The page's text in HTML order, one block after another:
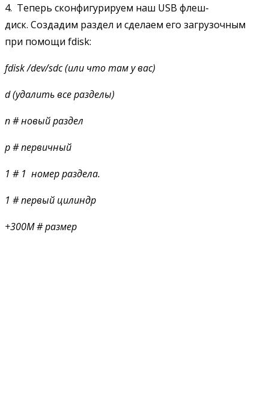
4. Теперь сконфигурируем наш USB флеш-
диск. Создадим раздел и сделаем его загрузочным
при помощи fdisk:
fdisk/dev/sdc (или что там у вас)
d(удалить все разделы)
n# новый раздел
p# первичный
1 # 1 номер раздела.
1 # первый цилиндр
+300M # размер